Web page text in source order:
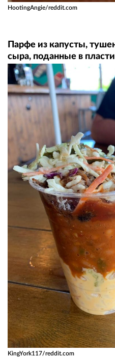
HootingAngie/reddit.com
Парфе из капусты,
сыра, поданные в
KingYork117/reddit.com